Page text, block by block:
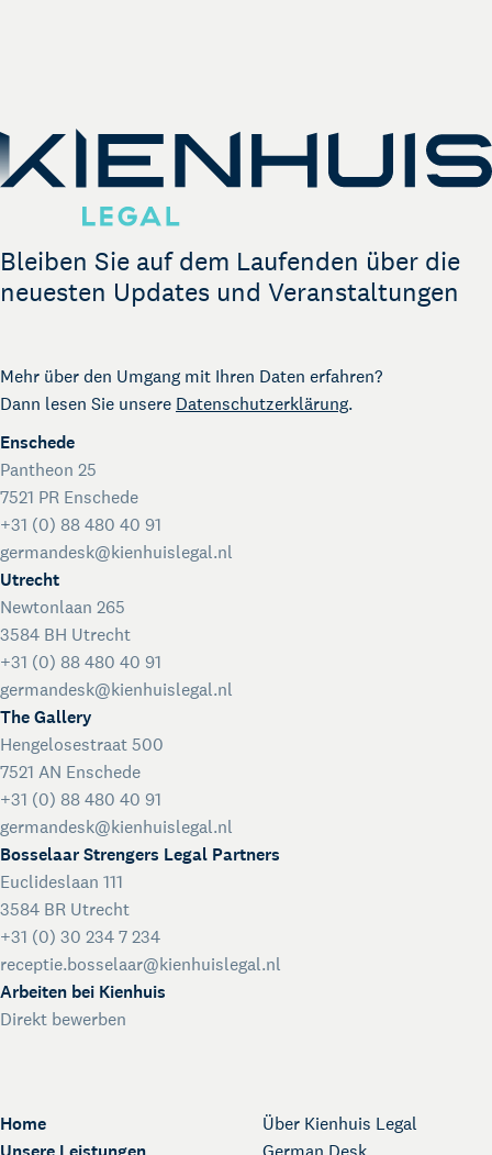
German Desk
Legal Business mit Deutschland
The Gallery
Rechtliche Unterstützung für Start-ups
Kienhuis Legal Foundation
Talentförderung
Bleiben Sie auf dem Laufenden über die
neuesten Updates und Veranstaltungen
Mehr über den Umgang mit Ihren Daten erfahren?
Dann lesen Sie unsere Datenschutzerklärung.
Home
Über Kienhuis Legal
Enschede
Pantheon 25
7521 PR Enschede
+31 (0) 88 480 40 91
germandesk@kienhuislegal.nl
Utrecht
Newtonlaan 265
3584 BH Utrecht
+31 (0) 88 480 40 91
germandesk@kienhuislegal.nl
The Gallery
Hengelosestraat 500
7521 AN Enschede
+31 (0) 88 480 40 91
germandesk@kienhuislegal.nl
Bosselaar Strengers Legal Partners
Euclideslaan 111
3584 BR Utrecht
+31 (0) 30 234 7 234
receptie.bosselaar@kienhuislegal.nl
Arbeiten bei Kienhuis
Direkt bewerben